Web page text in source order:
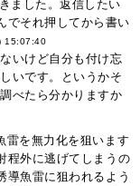
ました。返信したい
でそれ押してから書い
15:07:40
いけど自分も付け忘
いです。というかそ
べたら分かりますか
雷を無力化を狙います
程外に逃げてしまうの
導魚雷に狙われるよう